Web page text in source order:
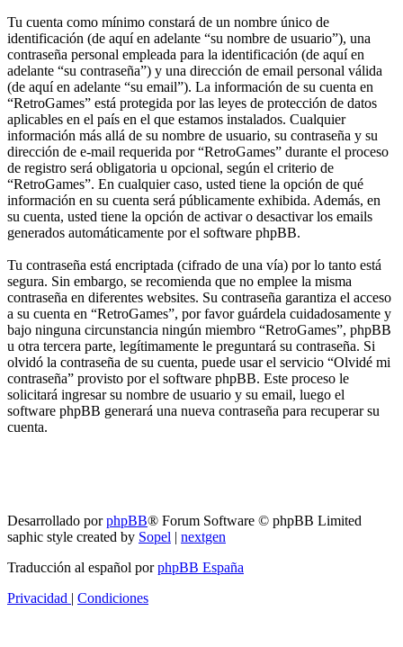
Tu cuenta como mínimo constará de un nombre único de
identificación (de aquí en adelante “su nombre de usuario”), una
contraseña personal empleada para la identificación (de aquí en
adelante “su contraseña”) y una dirección de email personal válida
(de aquí en adelante “su email”). La información de su cuenta en
“RetroGames” está protegida por las leyes de protección de datos
aplicables en el país en el que estamos instalados. Cualquier
información más allá de su nombre de usuario, su contraseña y su
dirección de e-mail requerida por “RetroGames” durante el proceso
de registro será obligatoria u opcional, según el criterio de
“RetroGames”. En cualquier caso, usted tiene la opción de qué
información en su cuenta será públicamente exhibida. Además, en
su cuenta, usted tiene la opción de activar o desactivar los emails
generados automáticamente por el software phpBB.
Tu contraseña está encriptada (cifrado de una vía) por lo tanto está
segura. Sin embargo, se recomienda que no emplee la misma
contraseña en diferentes websites. Su contraseña garantiza el acceso
a su cuenta en “RetroGames”, por favor guárdela cuidadosamente y
bajo ninguna circunstancia ningún miembro “RetroGames”, phpBB
u otra tercera parte, legítimamente le preguntará su contraseña. Si
olvidó la contraseña de su cuenta, puede usar el servicio “Olvidé mi
contraseña” provisto por el software phpBB. Este proceso le
solicitará ingresar su nombre de usuario y su email, luego el
software phpBB generará una nueva contraseña para recuperar su
cuenta.
Desarrollado porphpBB® Forum Software © phpBB Limited
saphic style created by Sopel | nextgen
Traducción al español porphpBB España
Privacidad | Condiciones